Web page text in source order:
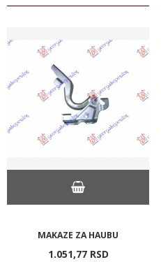
MAKAZE ZA HAUBU
1.051,77 RSD